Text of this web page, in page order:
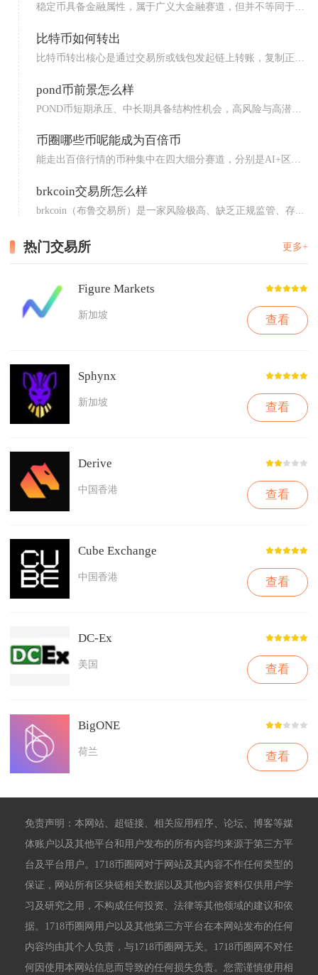
稳定币具备金融属性，属于广义大金融赛道，但并不等同于传
比特币如何转出
比特币转出核心是通过交易所或钱包发起链上转账，复制正确
pond币前景怎么样
POND币短期承压、中长期具备结构性机会，高风险与高潜力
币圈哪些币呢能成为百倍币
能走出百倍行情的币种集中在四大细分赛道，分别是AI+区块
brkcoin交易所怎么样
brkcoin（布鲁交易所）是一家风险极高、缺乏正规监管、存...
热门交易所 更多+
Figure Markets
新加坡 查看
Sphynx
新加坡 查看
Derive
中国香港 查看
Cube Exchange
中国香港 查看
DC-Ex
美国 查看
BigONE
荷兰 查看
免责声明：本网站、超链接、相关应用程序、论坛、博客等媒
体账户以及其他平台和用户发布的所有内容均来源于第三方平
台及平台用户。1718币圈网对于网站及其内容不作任何类型的
保证，网站所有区块链相关数据以及其他内容资料仅供用户学
习及研究之用，不构成任何投资、法律等其他领域的建议和依
据。1718币圈网用户以及其他第三方平台在本网站发布的任何
内容均由其个人负责，与1718币圈网无关。1718币圈网不对任
何因使用本网站信息而导致的任何损失负责。您需谨慎使用相